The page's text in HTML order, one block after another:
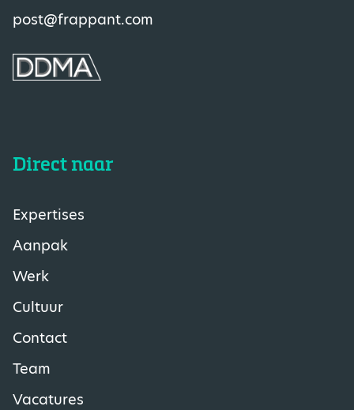
post@frappant.com
Direct naar
Expertises
Aanpak
Werk
Cultuur
Contact
Team
Vacatures